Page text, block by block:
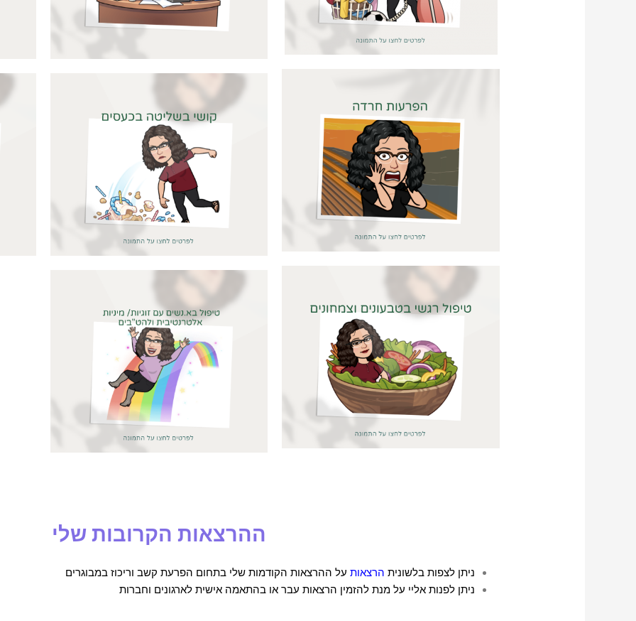
ההרצאות הקרובות שלי
ניתן לצפותבלשונית הרצאות על ההרצאות הקודמות שלי בתחום הפרעת קשב וריכוז במבוגרים
ניתן לפנות אליי על מנת להזמין הרצאות עבר או בהתאמה אישית לארגונים וחברות